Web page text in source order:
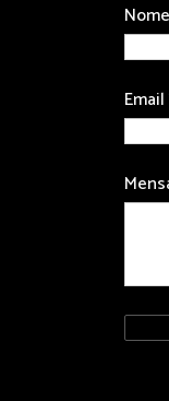
Nome
Email